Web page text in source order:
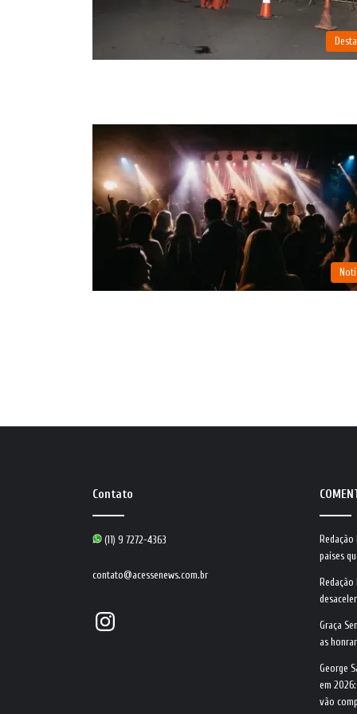
Contato
(11) 9 7272-4363
contato@acessenews.com.br
Instagram
Redação
países
Redação
Graça
as
George
em
vão